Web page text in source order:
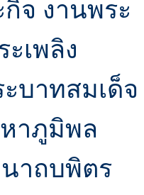
จ งานพระ
เพลิง
บาทสมเด็จ
าภูมิพล
าถบพิตร